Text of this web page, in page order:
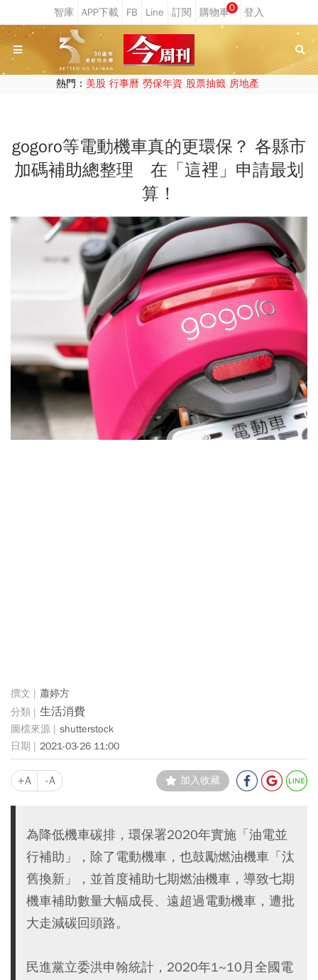
0
熱門： 美股 行事曆 勞保年資 股票抽籤 房地產
gogoro等電動機車真的更環保？ 各縣市
加碼補助總整理 在「這裡」申請最划
算！
蕭婷方
生活消費
shutterstock
2021-03-26 11:00
+A -A 加入收藏
為降低機車碳排，環保署2020年實施「油電並
行補助」，除了電動機車，也鼓勵燃油機車「汰
舊換新」，並首度補助七期燃油機車，導致七期
機車補助數量大幅成長、遠超過電動機車，遭批
大走減碳回頭路。
民進黨立委洪申翰統計，2020年1~10月全國電